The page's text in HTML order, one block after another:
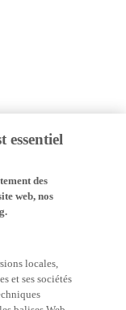
essentiel
des
web, nos
et ses sociétés
balises Web.